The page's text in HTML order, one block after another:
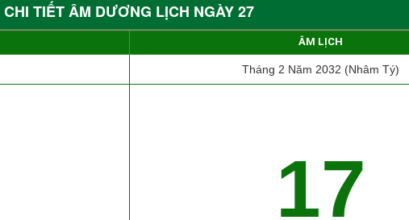
CHI TIẾT ÂM DƯƠNG LỊCH NGÀY 27
ÂM LỊCH
Tháng 2 Năm 2032 (Nhâm Tý)
17